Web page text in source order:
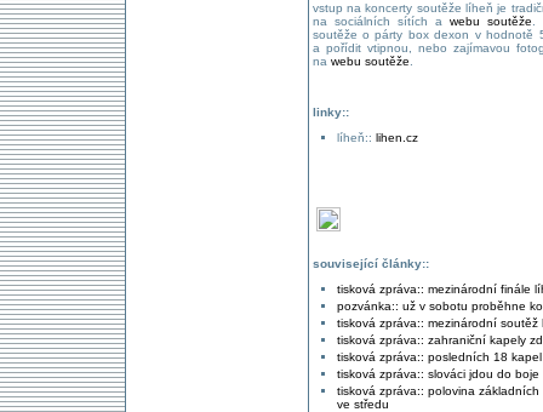
vstup na koncerty soutěže líheň je
na sociálních sítích a webu soutěže
soutěže o párty box dexon v hodnotě
a pořídit vtipnou, nebo zajímavou
na webu soutěže
linky::
líheň:: lihen.cz
související články::
tisková zpráva:: mezinárodní finále
pozvánka:: už v sobotu proběhne
tisková zpráva:: mezinárodní
tisková zpráva:: zahraniční kapely
tisková zpráva:: posledních 18
tisková zpráva:: slováci jdou do boje
tisková zpráva:: polovina
ve středu